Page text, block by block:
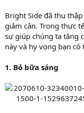
Bright Side đã thu
giảm cân. Trong thực
sự giúp chúng ta tăng
này và hy vọng bạn
1. Bỏ bữa sáng